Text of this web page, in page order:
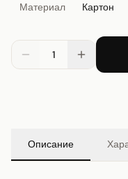
Материал
Картон
1
Описание